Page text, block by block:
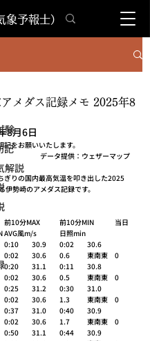
象予報士）
験
記
解説
メダス記録メモ 2025年8
8月6日
をお願いいたします。
データ提供：ウェザーマップ
ぎりの国内最高気温を叩き出した2025
伊勢崎のアメダス記録です。
MAX	当日MIN	AVG風m/s	日照min
0:10	30.9 	0:02	30.6 	0.6 	東南東 	0
0:20	31.1 	0:02	30.6 	0.5 	東南東 	0
0:25	31.2 	0:02	30.6 	1.3 	東南東 	0
0:25	31.2 	0:02	30.6 	1.7 	東南東 	0